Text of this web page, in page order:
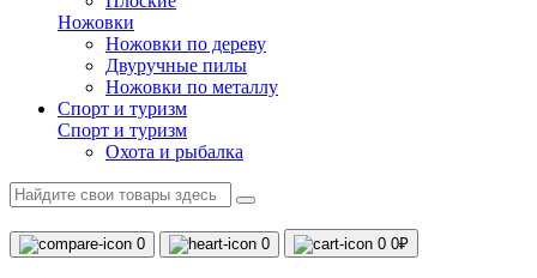
Ножовки
Ножовки по дереву
Двуручные пилы
Ножовки по металлу
Спорт и туризм
Спорт и туризм
Охота и рыбалка
0 0 0 0₽